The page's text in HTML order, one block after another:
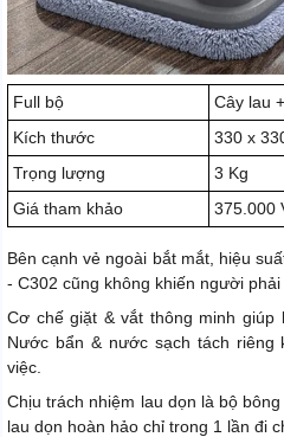
Full bộ
Cây lau
Kích thước
330 x
Trọng lượng
3 Kg
Giá tham khảo
375.000
Bên cạnh vẻ ngoài bắt mắt, hiệu
- C302 cũng không khiến người phải
Cơ chế giặt & vắt thông minh giúp
Nước bẩn & nước sạch tách riêng
việc.
Chịu trách nhiệm lau dọn là bộ
lau dọn hoàn hảo chỉ trong 1 lần đi